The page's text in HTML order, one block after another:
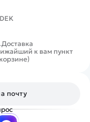
к вам пункт
почту